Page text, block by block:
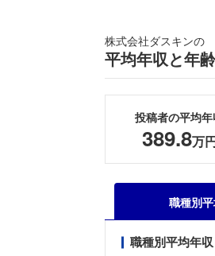
株式会社ダスキンの
平均年収と年
投稿者の平均
389.8万
職種別
職種別平均年収